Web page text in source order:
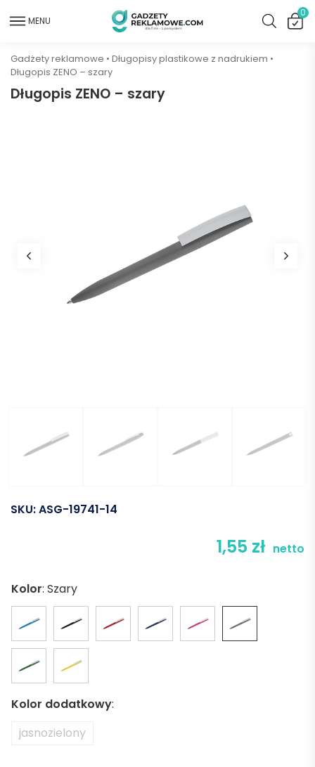
MENU
0
Gadżety reklamowe • Długopisy plastikowe z nadrukiem •
Długopis ZENO – szary
Długopis ZENO – szary
SKU:ASG-19741-14
1,55 zł netto
Kolor: Szary
Kolor dodatkowy:
jasnozielony